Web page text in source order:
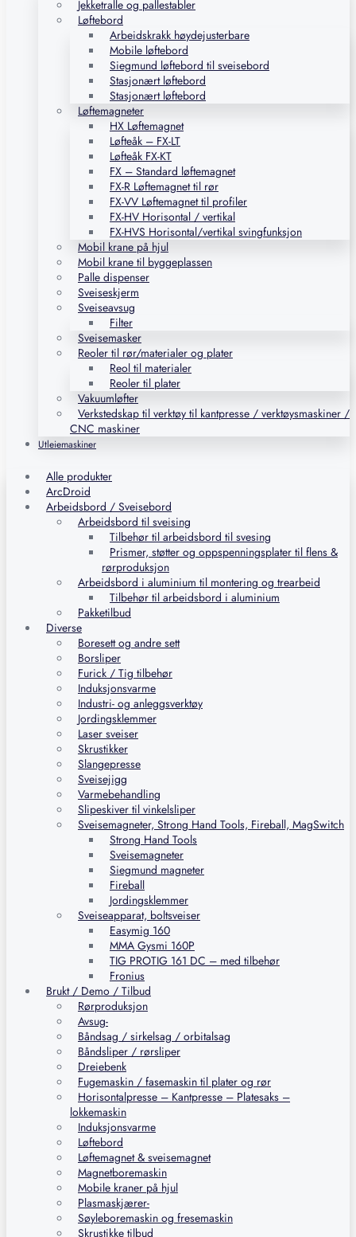
Jekketralle og pallestabler
Løftebord
Arbeidskrakk høydejusterbare
Mobile løftebord
Siegmund løftebord til sveisebord
Stasjonært løftebord
Stasjonært løftebord
Løftemagneter
HX Løftemagnet
Løfteåk – FX-LT
Løfteåk FX-KT
FX – Standard løftemagnet
FX-R Løftemagnet til rør
FX-VV Løftemagnet til profiler
FX-HV Horisontal / vertikal
FX-HVS Horisontal/vertikal svingfunksjon
Mobil krane på hjul
Mobil krane til byggeplassen
Palle dispenser
Sveiseskjerm
Sveiseavsug
Filter
Sveisemasker
Reoler til rør/materialer og plater
Reol til materialer
Reoler til plater
Vakuumløfter
Verkstedskap til verktøy til kantpresse / verktøysmaskiner /
CNC maskiner
Utleiemaskiner
Alle produkter
ArcDroid
Arbeidsbord / Sveisebord
Arbeidsbord til sveising
Tilbehør til arbeidsbord til svesing
Prismer, støtter og oppspenningsplater til flens &
rørproduksjon
Arbeidsbord i aluminium til montering og trearbeid
Tilbehør til arbeidsbord i aluminium
Pakketilbud
Diverse
Boresett og andre sett
Borsliper
Furick / Tig tilbehør
Induksjonsvarme
Industri- og anleggsverktøy
Jordingsklemmer
Laser sveiser
Skrustikker
Slangepresse
Sveisejigg
Varmebehandling
Slipeskiver til vinkelsliper
Sveisemagneter, Strong Hand Tools, Fireball, MagSwitch
Strong Hand Tools
Sveisemagneter
Siegmund magneter
Fireball
Jordingsklemmer
Sveiseapparat, boltsveiser
Easymig 160
MMA Gysmi 160P
TIG PROTIG 161 DC – med tilbehør
Fronius
Brukt / Demo / Tilbud
Rørproduksjon
Avsug-
Båndsag / sirkelsag / orbitalsag
Båndsliper / rørsliper
Dreiebenk
Fugemaskin / fasemaskin til plater og rør
Horisontalpresse – Kantpresse – Platesaks –
lokkemaskin
Induksjonsvarme
Løftebord
Løftemagnet & sveisemagnet
Magnetboremaskin
Mobile kraner på hjul
Plasmaskjærer-
Søyleboremaskin og fresemaskin
Skrustikke tilbud